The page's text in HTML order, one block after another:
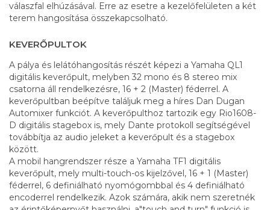
válaszfal elhúzásával. Erre az esetre a kezelőfelületen a két
terem hangosítása összekapcsolható.
KEVERŐPULTOK
A pálya és lelátóhangosítás részét képezi a Yamaha QL1
digitális keverőpult, melyben 32 mono és 8 stereo mix
csatorna áll rendelkezésre, 16 + 2 (Master) féderrel. A
keverőpultban beépítve találjuk meg a híres Dan Dugan
Automixer funkciót. A keverőpulthoz tartozik egy Rio1608-
D digitális stagebox is, mely Dante protokoll segítségével
továbbítja az audio jeleket a keverőpult és a stagebox
között.
A mobil hangrendszer része a Yamaha TF1 digitális
keverőpult, mely multi-touch-os kijelzővel, 16 + 1 (Master)
féderrel, 6 definiálható nyomógombbal és 4 definiálható
encoderrel rendelkezik. Azok számára, akik nem szeretnék